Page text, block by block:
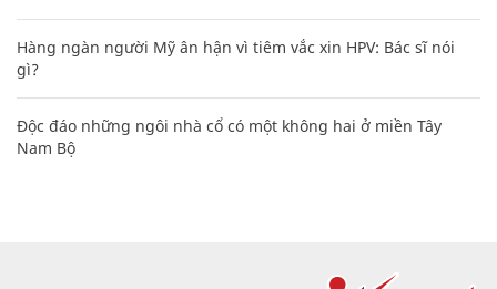
Hàng ngàn người Mỹ ân hận vì tiêm vắc xin HPV: Bác sĩ nói
gì?
Độc đáo những ngôi nhà cổ có một không hai ở miền Tây
Nam Bộ